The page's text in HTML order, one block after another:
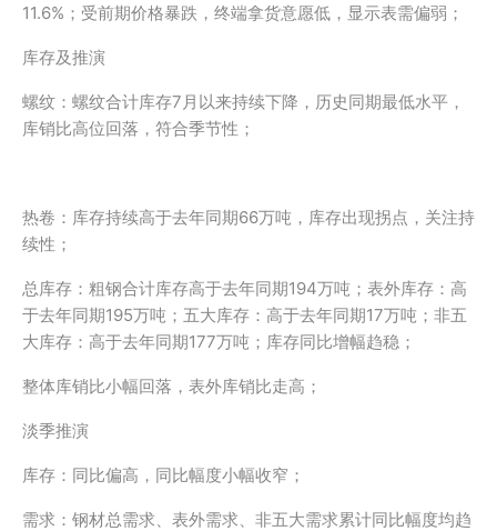
11.6%；受前期价格暴跌，终端拿货意愿低，显示表需偏弱；
库存及推演
螺纹：螺纹合计库存7月以来持续下降，历史同期最低水平，
库销比高位回落，符合季节性；
热卷：库存持续高于去年同期66万吨，库存出现拐点，关注持
续性；
总库存：粗钢合计库存高于去年同期194万吨；表外库存：高
于去年同期195万吨；五大库存：高于去年同期17万吨；非五
大库存：高于去年同期177万吨；库存同比增幅趋稳；
整体库销比小幅回落，表外库销比走高；
淡季推演
库存：同比偏高，同比幅度小幅收窄；
需求：钢材总需求、表外需求、非五大需求累计同比幅度均趋